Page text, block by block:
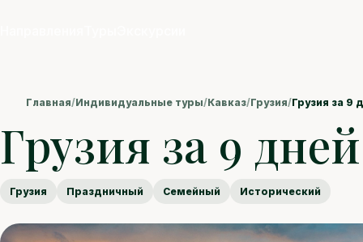
Главная/Индивидуальные туры/Кавказ/Грузия/Грузия за 9
Грузия за 9 дней
Грузия Праздничный Семейный Исторический